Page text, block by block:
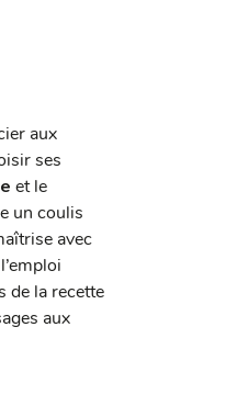
aux
ses
et le
un coulis
avec
de la recette
aux